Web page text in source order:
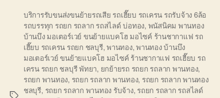
บริการรับขนส่งขนย้ายรถเสีย รถเฮี๊ยบ รถเครน รถรับจ้าง 6ล้อ
รถบรรทุก รถยก รถลาก รถสไลด์ บ่อทอง, พนัสนิคม พานทอง
บ้านบึง มอเตอร์เวย์ ขนย้ายแบคโฮ มอไซค์ ร้านชากาแฟ รถ
เฮี๊ยบ รถเครน รถยก ชลบุรี,พานทอง,พานทอง บ้านบึง
มอเตอร์เวย์ ขนย้ายแบคโฮ มอไซค์ ร้านชากาแฟ รถเฮี๊ยบ รถ
เครน รถยก ชลบุรี พัทยา, ยกย้ายรถ รถยก รถลาก พานทอง,
รถยก พานทอง, รถยก รถลาก พานทอง, รถยก รถลาก พานทอง
ชลบุรี, รถยก รถลาก พานทอง รับจ้าง, รถยก รถลาก รถสไลด์